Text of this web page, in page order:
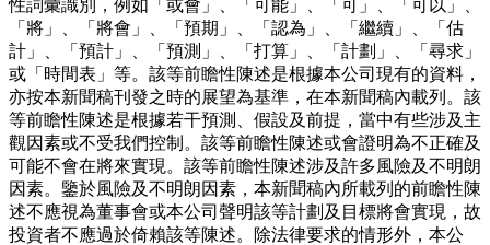
性詞彙識別，例如「或會」、「可能」、「可」、「可以」、
「將」、「將會」、「預期」、「認為」、「繼續」、「估
計」、「預計」、「預測」、「打算」、「計劃」、「尋求」
或「時間表」等。該等前瞻性陳述是根據本公司現有的資料，
亦按本新聞稿刊發之時的展望為基準，在本新聞稿內載列。該
等前瞻性陳述是根據若干預測、假設及前提，當中有些涉及主
觀因素或不受我們控制。該等前瞻性陳述或會證明為不正確及
可能不會在將來實現。該等前瞻性陳述涉及許多風險及不明朗
因素。鑒於風險及不明朗因素，本新聞稿內所載列的前瞻性陳
述不應視為董事會或本公司聲明該等計劃及目標將會實現，故
投資者不應過於倚賴該等陳述。除法律要求的情形外，本公